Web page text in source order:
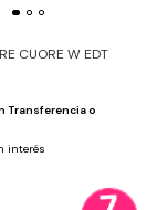
CUORE W EDT
Transferencia o
interés